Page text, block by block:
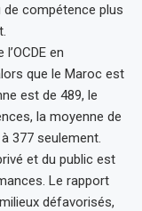
de compétence plus
en
que le Maroc est
est de 489, le
la moyenne de
377 seulement.
et du public est
Le rapport
défavorisés,